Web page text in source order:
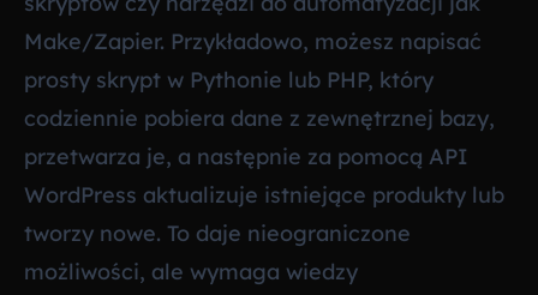
Make/Zapier. Przykładowo, możesz napisać
prosty skrypt w Pythonie lub PHP, który
codziennie pobiera dane z zewnętrznej bazy,
przetwarza je, a następnie za pomocą API
WordPress aktualizuje istniejące produkty lub
tworzy nowe. To daje nieograniczone
możliwości, ale wymaga wiedzy